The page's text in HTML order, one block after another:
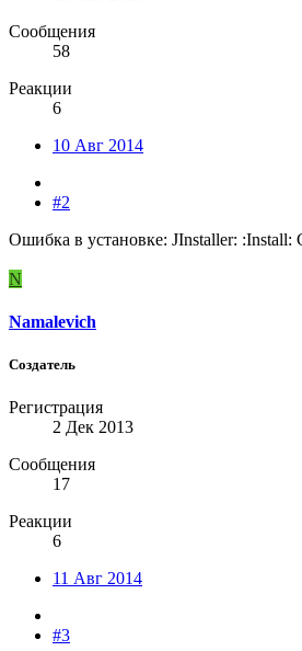
Сообщения
58
Реакции
6
10 Авг 2014
#2
Ошибка в установке: JInstaller:
N
Namalevich
Создатель
Регистрация
2 Дек 2013
Сообщения
17
Реакции
6
11 Авг 2014
#3